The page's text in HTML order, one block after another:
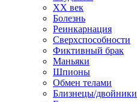
ХХ век
Болезнь
Реинкарнация
Сверхспособности
Фиктивный брак
Маньяки
Шпионы
Обмен телами
Близнецы/двойники